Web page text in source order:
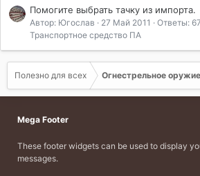
Помогите выбрать тачку из импорта.
Автор: Югослав 27 Май 2011
Ответы:
Транспортное средство ПА
Полезно для всех Огнестрельное оружие
Mega Footer
These footer widgets can be used to display
messages.